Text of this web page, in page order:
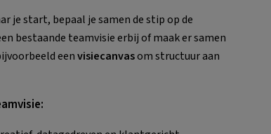
je start, bepaal je samen de stip op de
bestaande teamvisie erbij of maak er samen
eenvisiecanvasom structuur aan